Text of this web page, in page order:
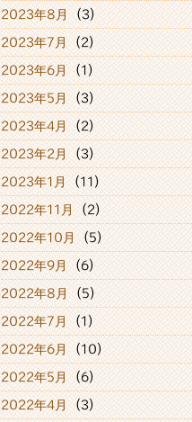
2023年8月 (3)
2023年7月 (2)
2023年6月 (1)
2023年5月 (3)
2023年4月 (2)
2023年2月 (3)
2023年1月 (11)
2022年11月 (2)
2022年10月 (5)
2022年9月 (6)
2022年8月 (5)
2022年7月 (1)
2022年6月 (10)
2022年5月 (6)
2022年4月 (3)